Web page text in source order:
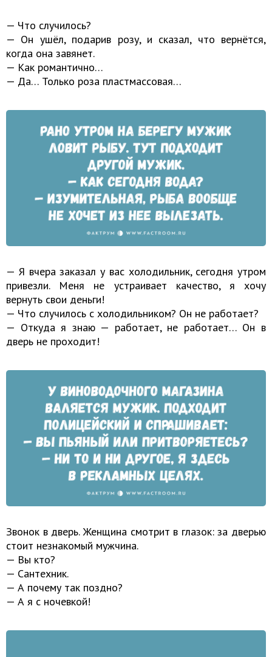
— Что случилось?
— Он ушёл, подарив розу, и сказал, что вернётся,
когда она завянет.
— Как романтично…
— Да… Только роза пластмассовая…
— Я вчера заказал у вас холодильник, сегодня утром
привезли. Меня не устраивает качество, я хочу
вернуть свои деньги!
— Что случилось с холодильником? Он не работает?
— Откуда я знаю — работает, не работает… Он в
дверь не проходит!
Звонок в дверь. Женщина смотрит в глазок: за дверью
стоит незнакомый мужчина.
— Вы кто?
— Сантехник.
— А почему так поздно?
— А я с ночевкой!